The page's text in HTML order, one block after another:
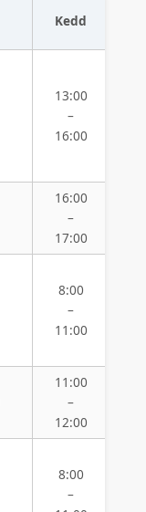
Kedd
13:00
–
16:00
16:00
–
17:00
8:00
–
11:00
11:00
–
12:00
8:00
–